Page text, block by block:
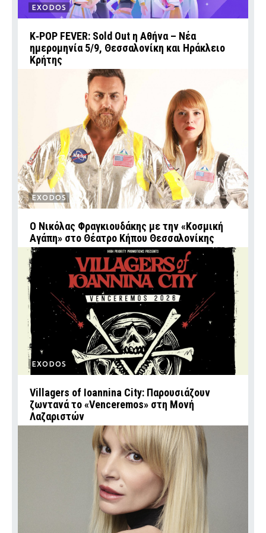
EXODOS
K‑POP FEVER: Sold Out η Αθήνα – Νέα
ημερομηνία 5/9, Θεσσαλονίκη και Ηράκλειο
Κρήτης
EXODOS
Ο Νικόλας Φραγκιουδάκης με την «Κοσμική
Αγάπη» στο Θέατρο Κήπου Θεσσαλονίκης
EXODOS
Villagers of Ioannina City: Παρουσιάζουν
ζωντανά το «Venceremos» στη Μονή
Λαζαριστών